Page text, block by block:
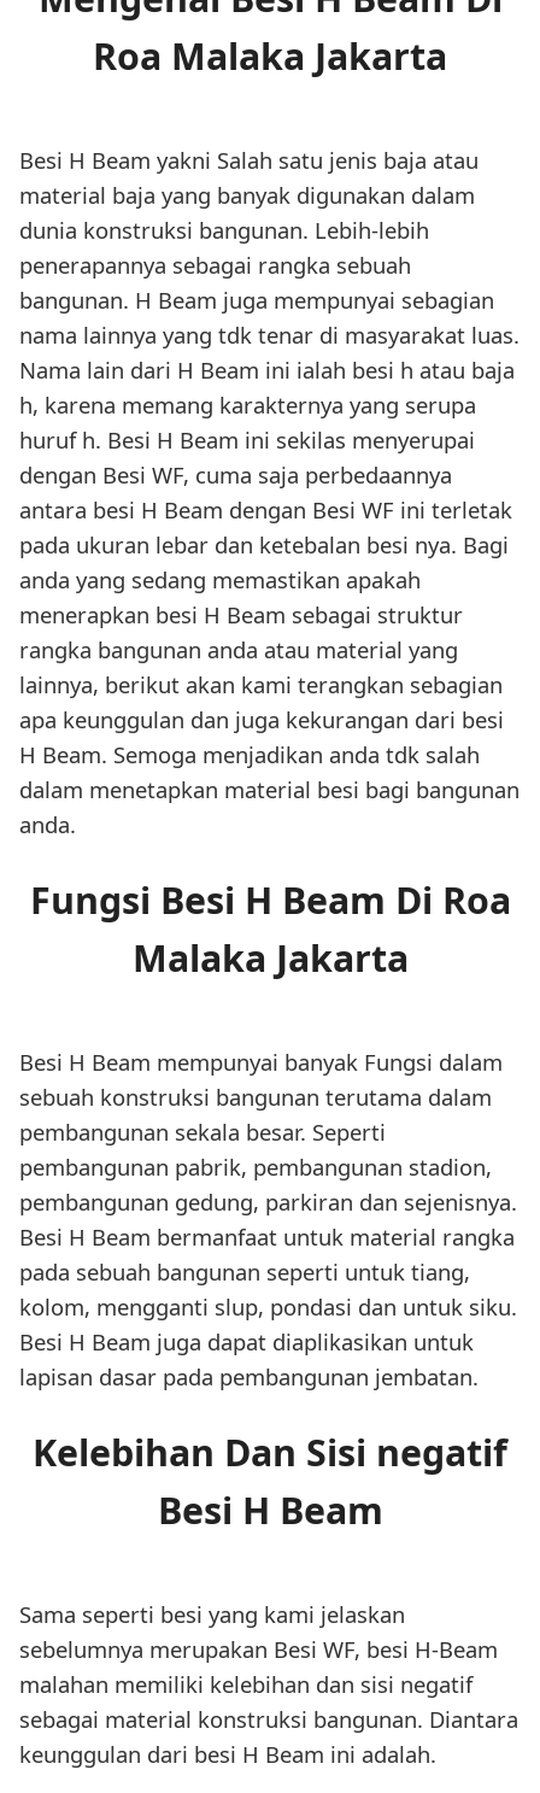
Roa Malaka Jakarta
Besi H Beam yakni Salah satu jenis baja atau
material baja yang banyak digunakan dalam
dunia konstruksi bangunan. Lebih-lebih
penerapannya sebagai rangka sebuah
bangunan. H Beam juga mempunyai sebagian
nama lainnya yang tdk tenar di masyarakat luas.
Nama lain dari H Beam ini ialah besi h atau baja
h, karena memang karakternya yang serupa
huruf h. Besi H Beam ini sekilas menyerupai
dengan Besi WF, cuma saja perbedaannya
antara besi H Beam dengan Besi WF ini terletak
pada ukuran lebar dan ketebalan besi nya. Bagi
anda yang sedang memastikan apakah
menerapkan besi H Beam sebagai struktur
rangka bangunan anda atau material yang
lainnya, berikut akan kami terangkan sebagian
apa keunggulan dan juga kekurangan dari besi
H Beam. Semoga menjadikan anda tdk salah
dalam menetapkan material besi bagi bangunan
anda.
Fungsi Besi H Beam Di Roa
Malaka Jakarta
Besi H Beam mempunyai banyak Fungsi dalam
sebuah konstruksi bangunan terutama dalam
pembangunan sekala besar. Seperti
pembangunan pabrik, pembangunan stadion,
pembangunan gedung, parkiran dan sejenisnya.
Besi H Beam bermanfaat untuk material rangka
pada sebuah bangunan seperti untuk tiang,
kolom, mengganti slup, pondasi dan untuk siku.
Besi H Beam juga dapat diaplikasikan untuk
lapisan dasar pada pembangunan jembatan.
Kelebihan Dan Sisi negatif
Besi H Beam
Sama seperti besi yang kami jelaskan
sebelumnya merupakan Besi WF, besi H-Beam
malahan memiliki kelebihan dan sisi negatif
sebagai material konstruksi bangunan. Diantara
keunggulan dari besi H Beam ini adalah.